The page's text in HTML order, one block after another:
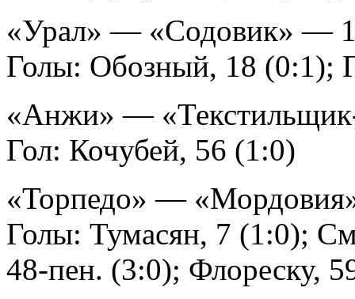
«Урал» — «Содовик» —
Голы: Обозный, 18 (0:1);
«Анжи» —
Гол: Кочубей, 56 (1:0)
«Торпедо» —
Голы: Тумасян, 7 (1:0);
48-пен. (3:0); Флореску,